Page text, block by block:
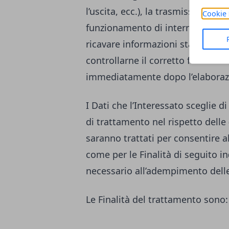
Cookie
l’uscita, ecc.), la trasmissione
funzionamento di internet. Tali
ricavare informazioni statistiche
controllarne il corretto
immediatamente dopo
I Dati che l’Interessato sceglie
di trattamento nel rispetto delle
saranno trattati per consentire
come per le Finalità di seguito
necessario all’adempimento
Le Finalità del trattamento sono: